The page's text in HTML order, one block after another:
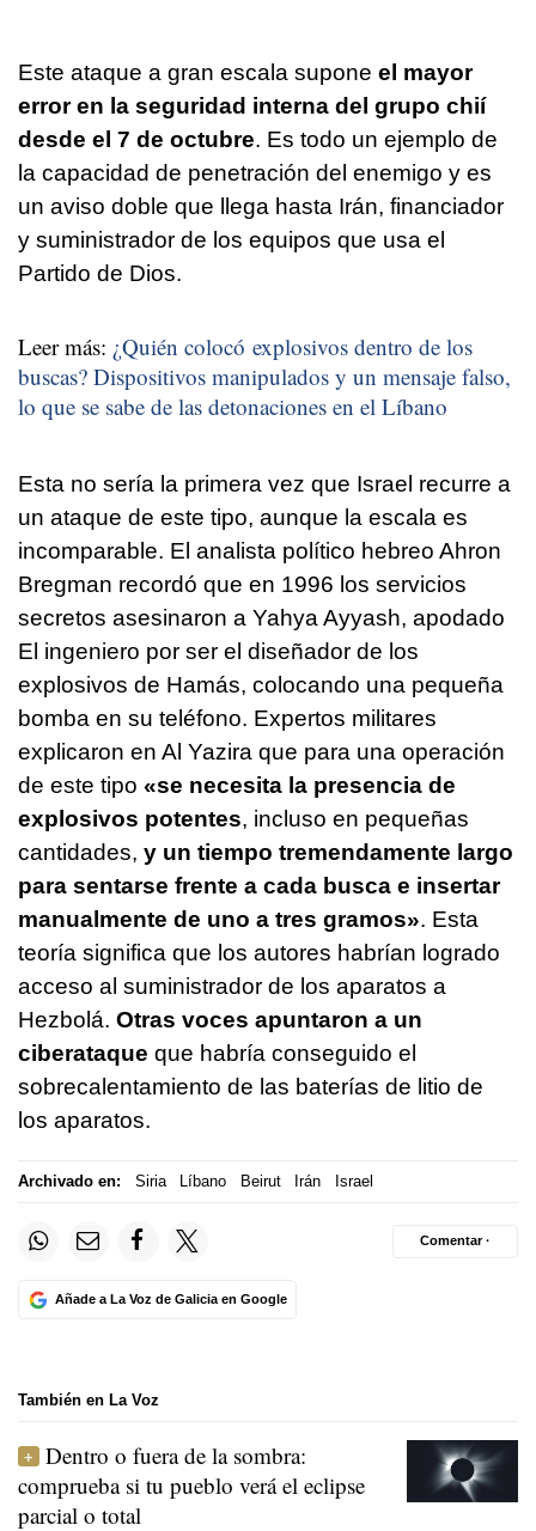
Este ataque a gran escala supone el mayor
error en la seguridad interna del grupo chií
desde el 7 de octubre. Es todo un ejemplo de
la capacidad de penetración del enemigo y es
un aviso doble que llega hasta Irán, financiador
y suministrador de los equipos que usa el
Partido de Dios.
Leer más: ¿Quién colocó explosivos dentro de los
buscas? Dispositivos manipulados y un mensaje falso,
lo que se sabe de las detonaciones en el Líbano
Esta no sería la primera vez que Israel recurre a
un ataque de este tipo, aunque la escala es
incomparable. El analista político hebreo Ahron
Bregman recordó que en 1996 los servicios
secretos asesinaron a Yahya Ayyash, apodado
El ingeniero por ser el diseñador de los
explosivos de Hamás, colocando una pequeña
bomba en su teléfono. Expertos militares
explicaron en Al Yazira que para una operación
de este tipo «se necesita la presencia de
explosivos potentes, incluso en pequeñas
cantidades, y un tiempo tremendamente largo
para sentarse frente a cada busca e insertar
manualmente de uno a tres gramos». Esta
teoría significa que los autores habrían logrado
acceso al suministrador de los aparatos a
Hezbolá. Otras voces apuntaron a un
ciberataque que habría conseguido el
sobrecalentamiento de las baterías de litio de
los aparatos.
Archivado en: Siria Líbano Beirut Irán Israel
Añade a La Voz de Galicia en Google
Comentar ·
También en La Voz
Dentro o fuera de la sombra:
comprueba si tu pueblo verá el eclipse
parcial o total